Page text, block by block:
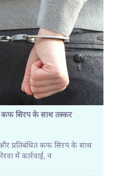
कफ सिरप के साथ तस्कर
प्रतिबंधित कफ सिरप के साथ
में कार्रवाई, न